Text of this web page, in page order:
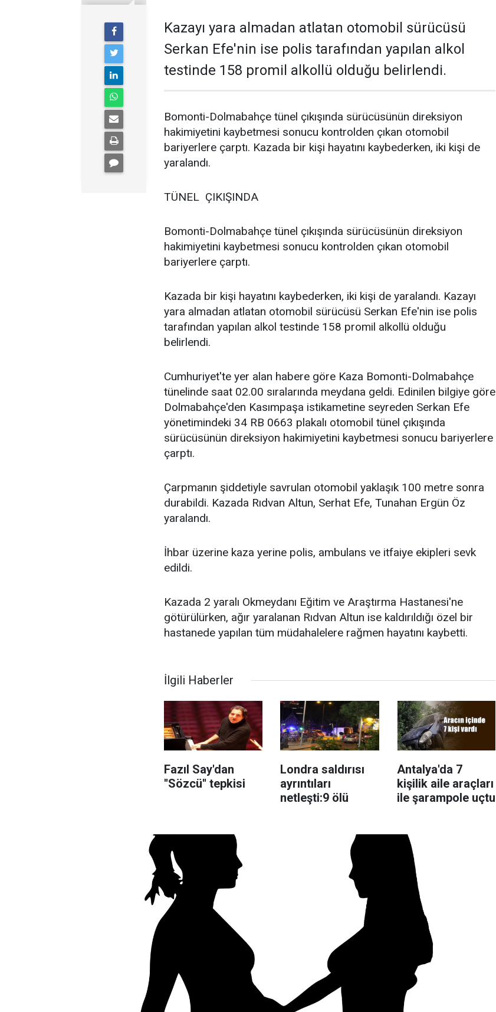
Kazayı yara almadan atlatan otomobil sürücüsü
Serkan Efe'nin ise polis tarafından yapılan alkol
testinde 158 promil alkollü olduğu belirlendi.
Bomonti-Dolmabahçe tünel çıkışında sürücüsünün direksiyon
hakimiyetini kaybetmesi sonucu kontrolden çıkan otomobil
bariyerlere çarptı. Kazada bir kişi hayatını kaybederken, iki kişi de
yaralandı.
TÜNEL ÇIKIŞINDA
Bomonti-Dolmabahçe tünel çıkışında sürücüsünün direksiyon
hakimiyetini kaybetmesi sonucu kontrolden çıkan otomobil
bariyerlere çarptı.
Kazada bir kişi hayatını kaybederken, iki kişi de yaralandı. Kazayı
yara almadan atlatan otomobil sürücüsü Serkan Efe'nin ise polis
tarafından yapılan alkol testinde 158 promil alkollü olduğu
belirlendi.
Cumhuriyet'te yer alan habere göre Kaza Bomonti-Dolmabahçe
tünelinde saat 02.00 sıralarında meydana geldi. Edinilen bilgiye göre
Dolmabahçe'den Kasımpaşa istikametine seyreden Serkan Efe
yönetimindeki 34 RB 0663 plakalı otomobil tünel çıkışında
sürücüsünün direksiyon hakimiyetini kaybetmesi sonucu bariyerlere
çarptı.
Çarpmanın şiddetiyle savrulan otomobil yaklaşık 100 metre sonra
durabildi. Kazada Rıdvan Altun, Serhat Efe, Tunahan Ergün Öz
yaralandı.
İhbar üzerine kaza yerine polis, ambulans ve itfaiye ekipleri sevk
edildi.
Kazada 2 yaralı Okmeydanı Eğitim ve Araştırma Hastanesi'ne
götürülürken, ağır yaralanan Rıdvan Altun ise kaldırıldığı özel bir
hastanede yapılan tüm müdahalelere rağmen hayatını kaybetti.
İlgili Haberler
Fazıl Say'dan
''Sözcü'' tepkisi
Londra saldırısı
ayrıntıları
netleşti:9 ölü
Antalya'da 7
kişilik aile araçları
ile şarampole uçtu